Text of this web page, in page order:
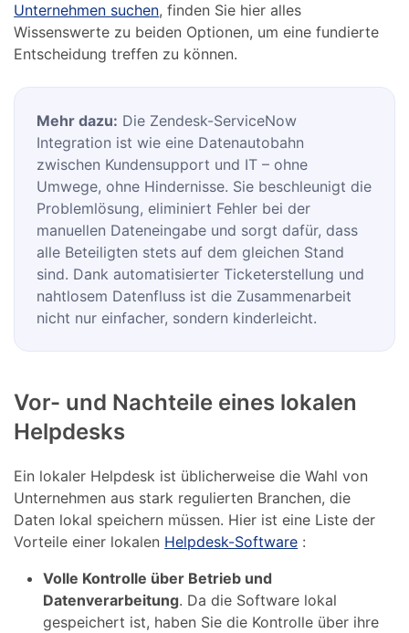
Unternehmen suchen, finden Sie hier alles
Wissenswerte zu beiden Optionen, um eine fundierte
Entscheidung treffen zu können.
Mehr dazu: Die Zendesk-ServiceNow
Integration ist wie eine Datenautobahn
zwischen Kundensupport und IT – ohne
Umwege, ohne Hindernisse. Sie beschleunigt die
Problemlösung, eliminiert Fehler bei der
manuellen Dateneingabe und sorgt dafür, dass
alle Beteiligten stets auf dem gleichen Stand
sind. Dank automatisierter Ticketerstellung und
nahtlosem Datenfluss ist die Zusammenarbeit
nicht nur einfacher, sondern kinderleicht.
Vor- und Nachteile eines lokalen
Helpdesks
Ein lokaler Helpdesk ist üblicherweise die Wahl von
Unternehmen aus stark regulierten Branchen, die
Daten lokal speichern müssen. Hier ist eine Liste der
Vorteile einer lokalen Helpdesk-Software :
Volle Kontrolle über Betrieb und
Datenverarbeitung. Da die Software lokal
gespeichert ist, haben Sie die Kontrolle über ihre